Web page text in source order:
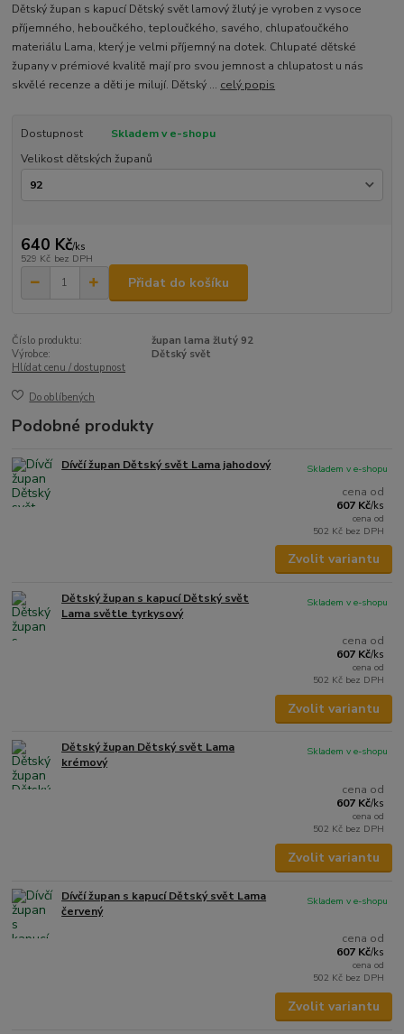
Dětský župan s kapucí Dětský svět lamový žlutý je vyroben z vysoce
příjemného, heboučkého, teploučkého, savého, chlupaťoučkého
materiálu Lama, který je velmi příjemný na dotek. Chlupaté dětské
župany v prémiové kvalitě mají pro svou jemnost a chlupatost u nás
skvělé recenze a děti je milují. Dětský ... celý popis
Dostupnost
Skladem v e-shopu
Velikost dětských županů
640 Kč/ks
529 Kč bez DPH
Přidat do košíku
Číslo produktu:
župan lama žlutý 92
Výrobce:
Dětský svět
Hlídat cenu / dostupnost
Do oblíbených
Podobné produkty
Dívčí župan Dětský svět Lama jahodový
cena od
607 Kč/ks
cena od
502 Kč bez DPH
Skladem v e-shopu
Zvolit variantu
Dětský župan s kapucí Dětský svět
Lama světle tyrkysový
cena od
607 Kč/ks
cena od
502 Kč bez DPH
Skladem v e-shopu
Zvolit variantu
Dětský župan Dětský svět Lama
krémový
cena od
607 Kč/ks
cena od
502 Kč bez DPH
Skladem v e-shopu
Zvolit variantu
Dívčí župan s kapucí Dětský svět Lama
červený
cena od
607 Kč/ks
cena od
502 Kč bez DPH
Skladem v e-shopu
Zvolit variantu